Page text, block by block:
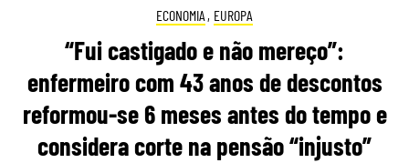
ECONOMIA , EUROPA
“Fui castigado e não mereço”:
enfermeiro com 43 anos de descontos
reformou-se 6 meses antes do tempo e
considera corte na pensão “injusto”